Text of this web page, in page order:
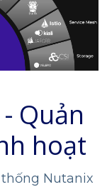
Quản
hoạt
Nutanix